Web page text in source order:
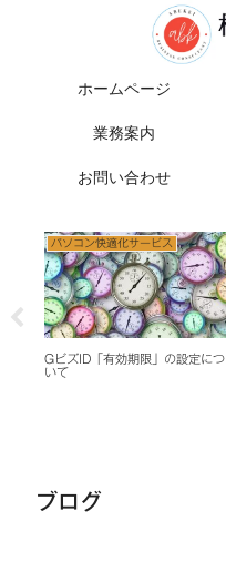
ホームページ
業務案内
お問い合わせ
パソコン快適化サービス
GビズID「有効期限」の設定につ
いて
ブログ